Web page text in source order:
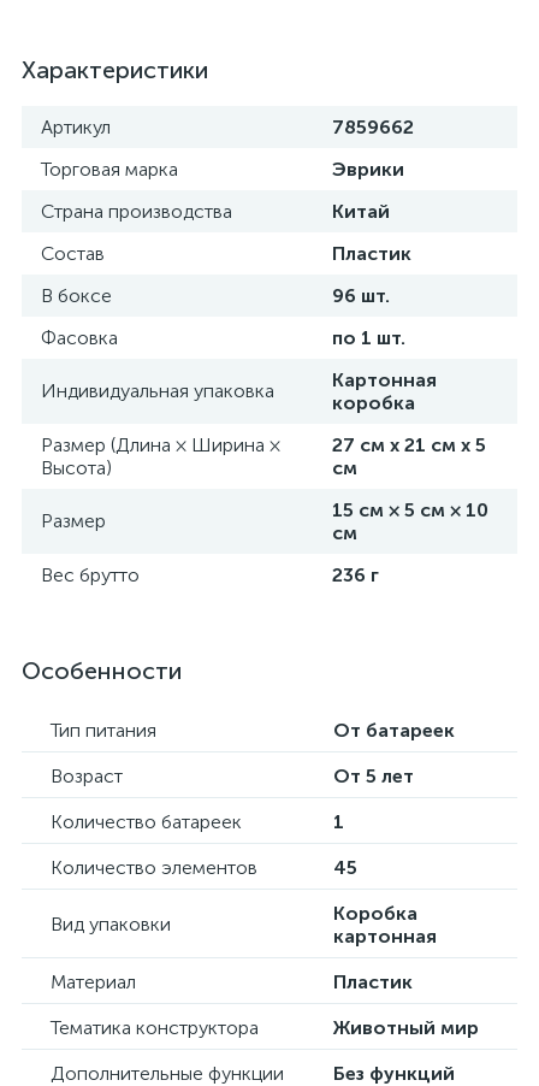
Характеристики
Артикул
7859662
Торговая марка
Эврики
Страна производства
Китай
Состав
Пластик
В боксе
96 шт.
Фасовка
по 1 шт.
Индивидуальная упаковка
Картонная
коробка
Размер (Длина × Ширина ×
Высота)
27 см х 21 см х 5
см
Размер
15 см × 5 см × 10
см
Вес брутто
236 г
Особенности
Тип питания
От батареек
Возраст
От 5 лет
Количество батареек
1
Количество элементов
45
Вид упаковки
Коробка
картонная
Материал
Пластик
Тематика конструктора
Животный мир
Дополнительные функции
Без функций